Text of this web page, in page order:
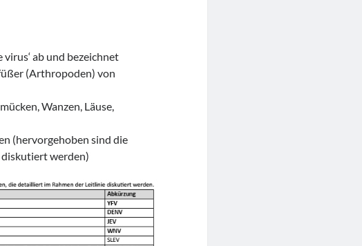
ab und bezeichnet
(Arthropoden) von
Wanzen, Läuse,
(hervorgehoben sind die
werden)